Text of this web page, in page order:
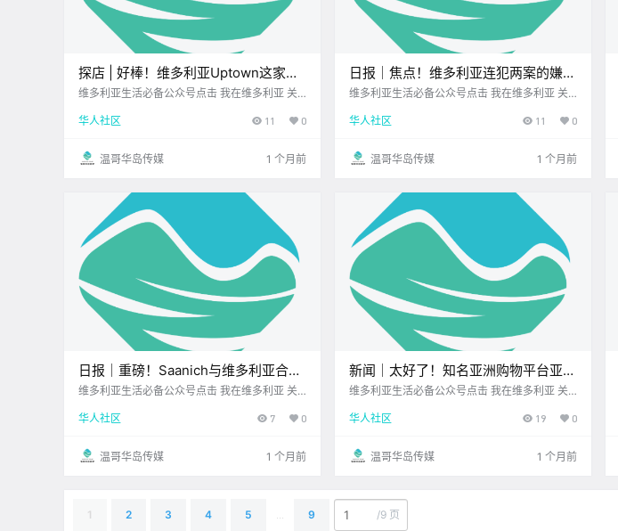
探店 | 好棒！维多利亚Uptown这家艺
术感咖啡馆，逛街歇脚首选！
维多利亚生活必备公众号点击 我在维多利亚 关
利亚DT店您值得信赖的地产经纪 前几天在Upto
咖啡馆 当时逛得有些累了 正想着找.
华人社区 11 0
温哥华岛传媒 1 个月前
日报｜焦点！维多利亚连犯两案的嫌疑
人已被起诉！温哥华岛突发两起山火！
维多利亚生活必备公众号点击 我在维多利亚 关
赖的地产经纪UPS维多利亚DT店公元2026年6
> 维多利亚本周气象预报（.
华人社区 11 0
温哥华岛传媒 1 个月前
日报｜重磅！Saanich与维多利亚合并
公投被判定不具法律约束力！盐泉岛商
维多利亚生活必备公众号点击 我在维多利亚 关
赖的地产经纪UPS维多利亚DT店公元2026年6
历 > 维多利亚本周气象预报（.
华人社区 7 0
温哥华岛传媒 1 个月前
新闻｜太好了！知名亚洲购物平台亚米
登陆加拿大！别错过这波早鸟福利！加
维多利亚生活必备公众号点击 我在维多利亚 关
亚洲超市您值得信赖的地产经纪 大家周四好呀~
华人社区 19 0
温哥华岛传媒 1 个月前
1 2 3 4 5 ... 9 /9 页